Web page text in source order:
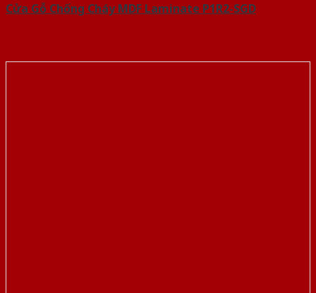
Cửa Gỗ Chống Cháy MDF Laminate P1R2-SGD